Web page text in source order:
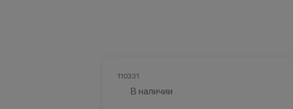
110331
В наличии